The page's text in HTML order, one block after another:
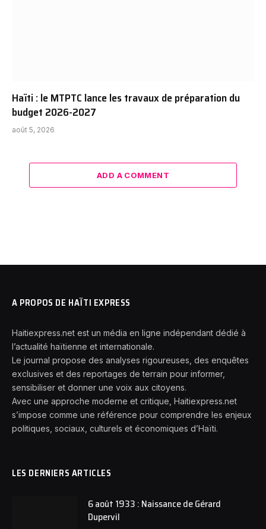
Haïti : le MTPTC lance les travaux de préparation du
budget 2026-2027
août 5, 2026
ADD A COMMENT
A PROPOS DE HAÏTI EXPRESS
Haitiexpress.net est un média en ligne indépendant dédié à
l’actualité haïtienne et internationale.
Le journal propose des analyses rigoureuses, des enquêtes
exclusives et des reportages de terrain pour informer,
sensibiliser et donner une voix aux citoyens.
Avec une approche moderne et critique, Haitiexpress.net
s’impose comme une référence pour comprendre les enjeux
politiques, sociaux, culturels et économiques d’Haïti.
LES DERNIERS ARTICLES
6 août 1933 : Naissance de Gérard
Dupervil